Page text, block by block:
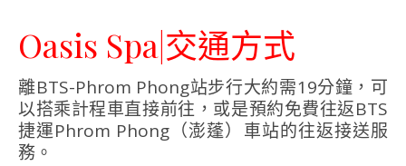
Oasis Spa|交通方式
離BTS-Phrom Phong站步行大約需19分鐘，可
以搭乘計程車直接前往，或是預約免費往返BTS
捷運Phrom Phong（澎蓬）車站的往返接送服
務。